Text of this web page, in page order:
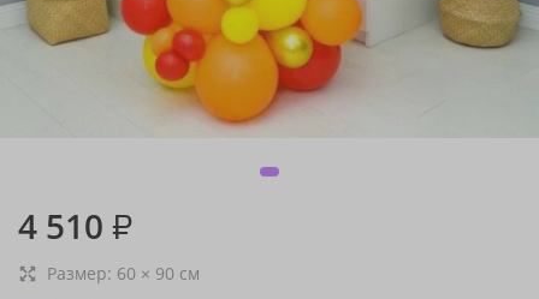
4 510 ₽
Размер: 60 × 90 см